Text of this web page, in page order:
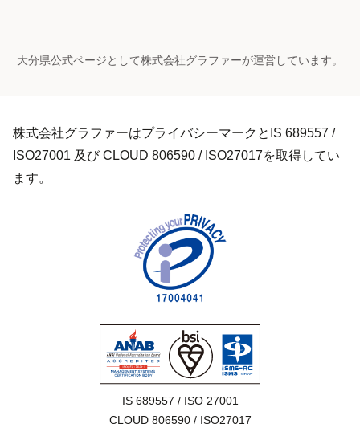
大分県公式ページとして株式会社グラファーが運営しています。
株式会社グラファーはプライバシーマークとIS 689557 /
ISO27001 及び CLOUD 806590 / ISO27017を取得してい
ます。
IS 689557 / ISO 27001
CLOUD 806590 / ISO27017